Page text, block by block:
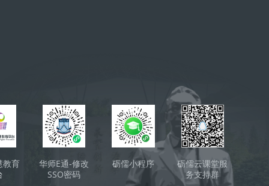
教育
华师E通-修改
SSO密码
砺儒小程序
砺儒云课堂服
务支持群